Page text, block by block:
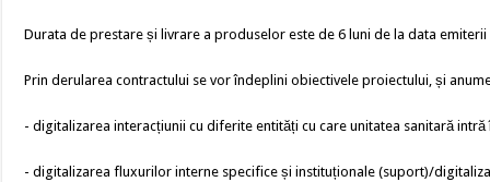
Durata de prestare și livrare a produselor este de 6 luni de la data
Prin derularea contractului se vor îndeplini obiectivele proiectului, și
- digitalizarea interacțiunii cu diferite entități cu care unitatea sanitară
- digitalizarea fluxurilor interne specifice și instituționale (suport)/